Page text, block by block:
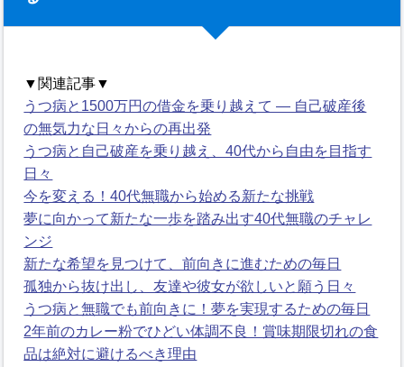
▼関連記事▼
うつ病と1500万円の借金を乗り越えて ― 自己破産後
の無気力な日々からの再出発
うつ病と自己破産を乗り越え、40代から自由を目指す
日々
今を変える！40代無職から始める新たな挑戦
夢に向かって新たな一歩を踏み出す40代無職のチャレ
ンジ
新たな希望を見つけて、前向きに進むための毎日
孤独から抜け出し、友達や彼女が欲しいと願う日々
うつ病と無職でも前向きに！夢を実現するための毎日
2年前のカレー粉でひどい体調不良！賞味期限切れの食
品は絶対に避けるべき理由